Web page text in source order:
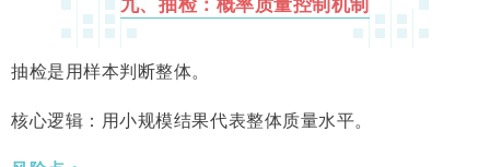
抽检是用样本判断整体。
核心逻辑：用小规模结果代表整体质量水平。